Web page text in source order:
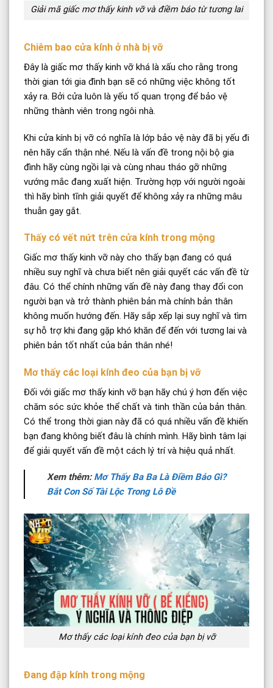
Giải mã giấc mơ thấy kinh vỡ và điềm báo từ tương lai
Chiêm bao cửa kính ở nhà bị vỡ
Đây là giấc mơ thấy kinh vỡ khá là xấu cho rằng trong
thời gian tới gia đình bạn sẽ có những việc không tốt
xảy ra. Bởi cửa luôn là yếu tố quan trọng để bảo vệ
những thành viên trong ngôi nhà.
Khi cửa kính bị vỡ có nghĩa là lớp bảo vệ này đã bị yếu đi
nên hãy cẩn thận nhé. Nếu là vấn đề trong nội bộ gia
đình hãy cùng ngồi lại và cùng nhau tháo gỡ những
vướng mắc đang xuất hiện. Trường hợp với người ngoài
thì hãy bình tĩnh giải quyết để không xảy ra những mâu
thuẫn gay gắt.
Thấy có vết nứt trên cửa kính trong mộng
Giấc mơ thấy kinh vỡ này cho thấy bạn đang có quá
nhiều suy nghĩ và chưa biết nên giải quyết các vấn đề từ
đâu. Có thể chính những vấn đề này đang thay đổi con
người bạn và trở thành phiên bản mà chính bản thân
không muốn hướng đến. Hãy sắp xếp lại suy nghĩ và tìm
sự hỗ trợ khi đang gặp khó khăn để đến với tương lai và
phiên bản tốt nhất của bản thân nhé!
Mơ thấy các loại kính đeo của bạn bị vỡ
Đối với giấc mơ thấy kinh vỡ bạn hãy chú ý hơn đến việc
chăm sóc sức khỏe thể chất và tinh thần của bản thân.
Có thể trong thời gian này đã có quá nhiều vấn đề khiến
bạn đang không biết đâu là chính mình. Hãy bình tâm lại
để giải quyết vấn đề một cách lý trí và hiệu quả nhất.
Xem thêm: Mơ Thấy Ba Ba Là Điềm Báo Gì?
Bắt Con Số Tài Lộc Trong Lô Đề
Mơ thấy các loại kính đeo của bạn bị vỡ
Đang đập kính trong mộng